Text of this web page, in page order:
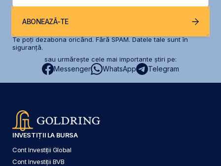
ABONEAZĂ-TE
Te poți dezabona oricând. Fără SPAM. Datele tale sunt în
siguranță.
sau urmărește cele mai importante știri pe:
Messenger WhatsApp Telegram
INVESTIȚII LA BURSA
Cont Investiții Global
Cont Investiții BVB